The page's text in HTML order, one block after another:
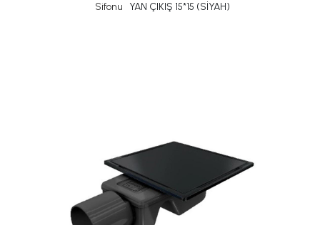
Sifonu
YAN ÇIKIŞ 15*15 (SİYAH)